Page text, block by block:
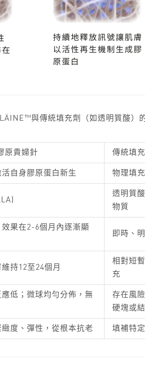
與傳統填充劑（如透明質酸）
原貴婦針 傳統填
自身膠原蛋白新生 物理填
透明質
物質
果在2-6個月內逐漸顯
即時、
持12至24個月
相對短
充
低；微球均勻分佈，無
存在風
硬塊或
度、彈性，從根本抗老 填補特